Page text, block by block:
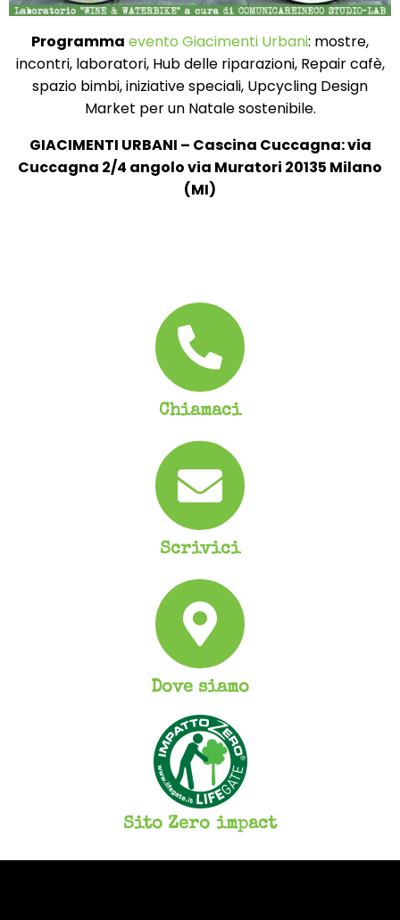
Programma evento Giacimenti Urbani: mostre,
incontri, laboratori, Hub delle riparazioni, Repair cafè,
spazio bimbi, iniziative speciali, Upcycling Design
Market per un Natale sostenibile.
GIACIMENTI URBANI – Cascina Cuccagna: via
Cuccagna 2/4 angolo via Muratori 20135 Milano
(MI)
Chiamaci
Scrivici
Dove siamo
Sito Zero impact